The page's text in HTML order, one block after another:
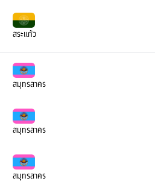
สระแก้ว
สมุทรสาคร
สมุทรสาคร
สมุทรสาคร